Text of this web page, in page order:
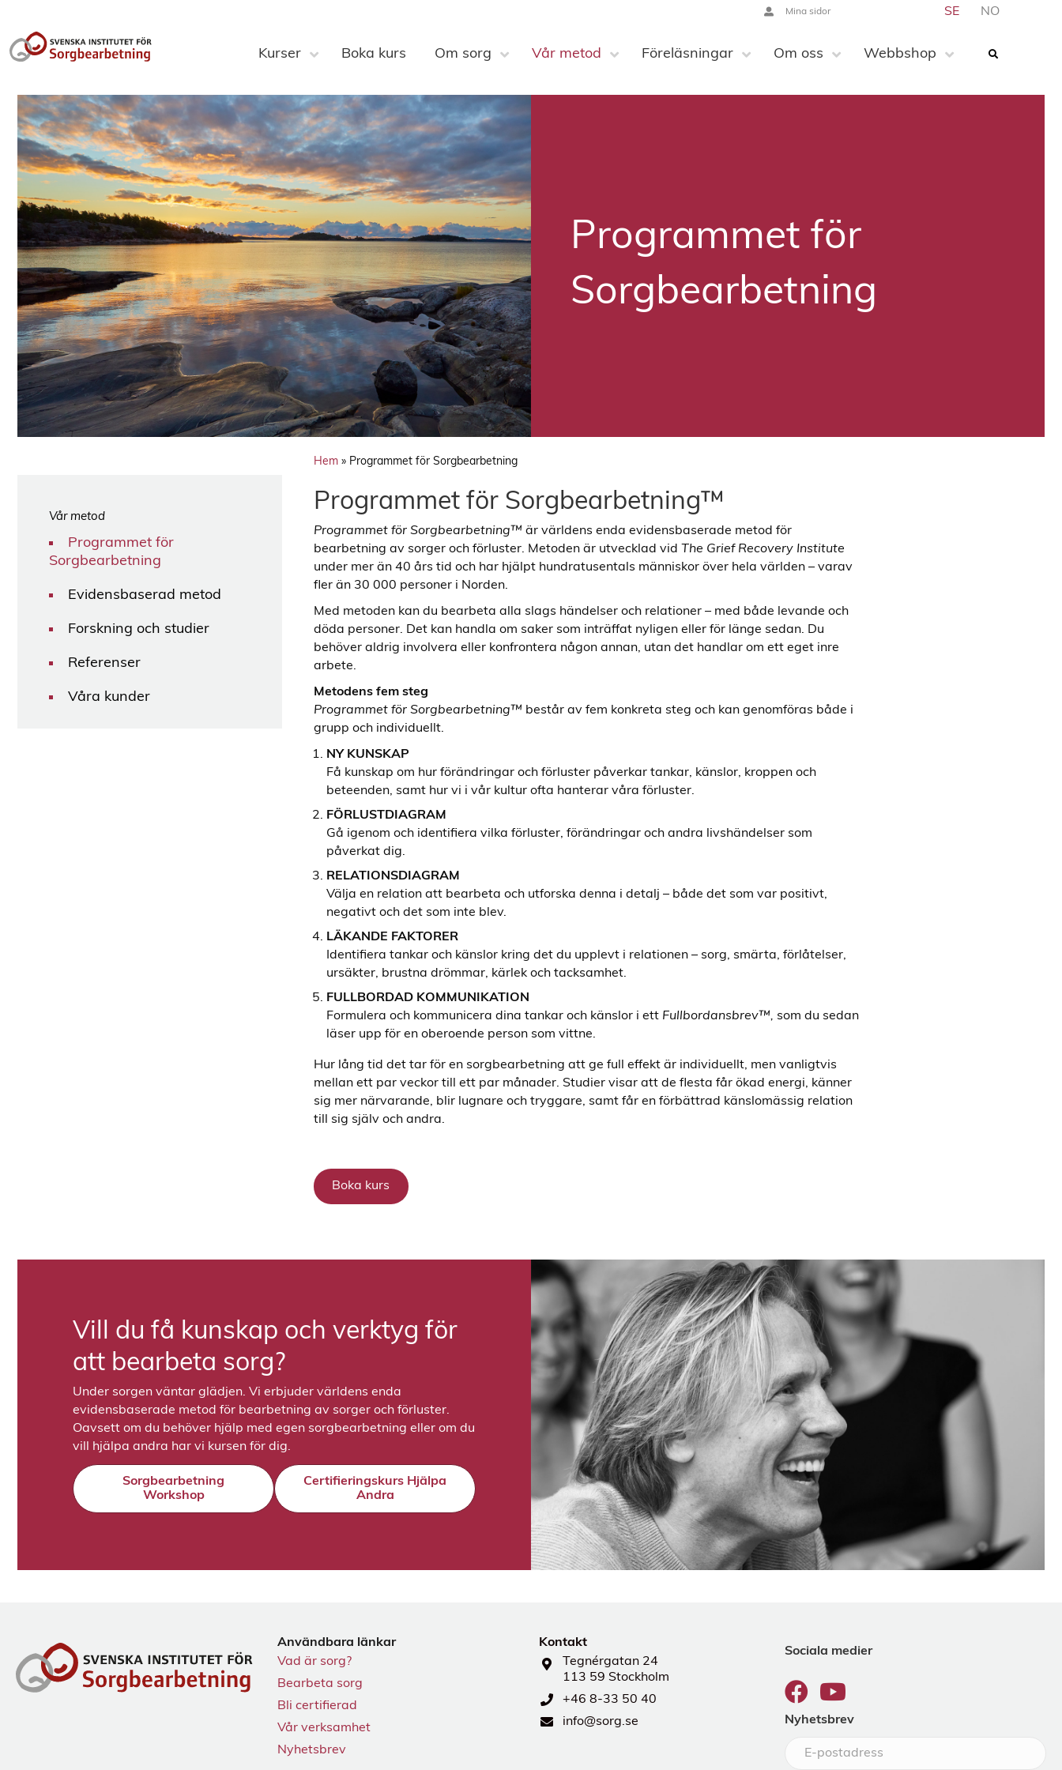
Mina sidor SE NO
Kurser Boka kurs Om sorg Vår metod Föreläsningar Om oss Webbshop
Programmet för
Sorgbearbetning
Vår metod
Programmet för
Sorgbearbetning
Evidensbaserad metod
Forskning och studier
Referenser
Våra kunder
Hem» Programmet för Sorgbearbetning
Programmet för Sorgbearbetning™
Programmet för Sorgbearbetning™ är världens enda evidensbaserade metod för
bearbetning av sorger och förluster. Metoden är utvecklad vid The Grief Recovery Institute
under mer än 40 års tid och har hjälpt hundratusentals människor över hela världen – varav
fler än 30 000 personer i Norden.
Med metoden kan du bearbeta alla slags händelser och relationer – med både levande och
döda personer. Det kan handla om saker som inträffat nyligen eller för länge sedan. Du
behöver aldrig involvera eller konfrontera någon annan, utan det handlar om ett eget inre
arbete.
Metodens fem steg
Programmet för Sorgbearbetning™ består av fem konkreta steg och kan genomföras både i
grupp och individuellt.
NY KUNSKAP
Få kunskap om hur förändringar och förluster påverkar tankar, känslor, kroppen och
beteenden, samt hur vi i vår kultur ofta hanterar våra förluster.
FÖRLUSTDIAGRAM
Gå igenom och identifiera vilka förluster, förändringar och andra livshändelser som
påverkat dig.
RELATIONSDIAGRAM
Välja en relation att bearbeta och utforska denna i detalj – både det som var positivt,
negativt och det som inte blev.
LÄKANDE FAKTORER
Identifiera tankar och känslor kring det du upplevt i relationen – sorg, smärta, förlåtelser,
ursäkter, brustna drömmar, kärlek och tacksamhet.
FULLBORDAD KOMMUNIKATION
Formulera och kommunicera dina tankar och känslor i ett Fullbordansbrev™, som du sedan
läser upp för en oberoende person som vittne.
Hur lång tid det tar för en sorgbearbetning att ge full effekt är individuellt, men vanligtvis
mellan ett par veckor till ett par månader. Studier visar att de flesta får ökad energi, känner
sig mer närvarande, blir lugnare och tryggare, samt får en förbättrad känslomässig relation
till sig själv och andra.
Boka kurs
Vill du få kunskap och verktyg för
att bearbeta sorg?
Under sorgen väntar glädjen. Vi erbjuder världens enda
evidensbaserade metod för bearbetning av sorger och förluster.
Oavsett om du behöver hjälp med egen sorgbearbetning eller om du
vill hjälpa andra har vi kursen för dig.
Sorgbearbetning
Workshop
Certifieringskurs Hjälpa
Andra
Användbara länkar
Vad är sorg?
Bearbeta sorg
Bli certifierad
Vår verksamhet
Nyhetsbrev
Kontakt
Tegnérgatan 24
113 59 Stockholm
+46 8-33 50 40
info@sorg.se
Sociala medier
Nyhetsbrev